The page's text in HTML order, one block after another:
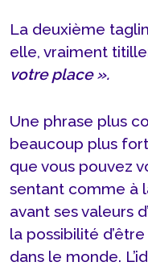
La deuxième
elle, vraiment
votre place ».
Une phrase plus
beaucoup plus
que vous pouvez
sentant comme à
avant ses valeurs
la possibilité
dans le monde.